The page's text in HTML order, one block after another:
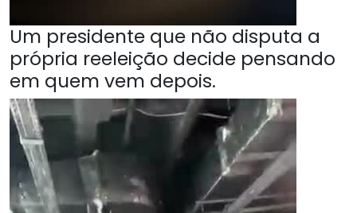
Um presidente que não disputa a
própria reeleição decide pensando
em quem vem depois.